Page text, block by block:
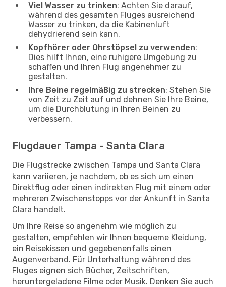
Viel Wasser zu trinken: Achten Sie darauf,
während des gesamten Fluges ausreichend
Wasser zu trinken, da die Kabinenluft
dehydrierend sein kann.
Kopfhörer oder Ohrstöpsel zu verwenden:
Dies hilft Ihnen, eine ruhigere Umgebung zu
schaffen und Ihren Flug angenehmer zu
gestalten.
Ihre Beine regelmäßig zu strecken: Stehen Sie
von Zeit zu Zeit auf und dehnen Sie Ihre Beine,
um die Durchblutung in Ihren Beinen zu
verbessern.
Flugdauer Tampa - Santa Clara
Die Flugstrecke zwischen Tampa und Santa Clara
kann variieren, je nachdem, ob es sich um einen
Direktflug oder einen indirekten Flug mit einem oder
mehreren Zwischenstopps vor der Ankunft in Santa
Clara handelt.
Um Ihre Reise so angenehm wie möglich zu
gestalten, empfehlen wir Ihnen bequeme Kleidung,
ein Reisekissen und gegebenenfalls einen
Augenverband. Für Unterhaltung während des
Fluges eignen sich Bücher, Zeitschriften,
heruntergeladene Filme oder Musik. Denken Sie auch